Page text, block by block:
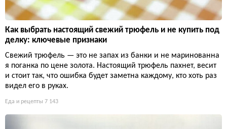
Как выбрать настоящий свежий трюфель и не купить под
делку: ключевые признаки
Свежий трюфель — это не запах из банки и не маринованна
я поганка по цене золота. Настоящий трюфель пахнет, весит
и стоит так, что ошибка будет заметна каждому, кто хоть раз
видел его в руках.
Еда и рецепты 7 143